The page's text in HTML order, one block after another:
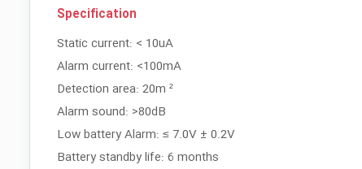
Specification
Static current: < 10uA
Alarm current: <100mA
Detection area: 20m ²
Alarm sound: >80dB
Low battery Alarm: ≤ 7.0V ± 0.2V
Battery standby life: 6 months